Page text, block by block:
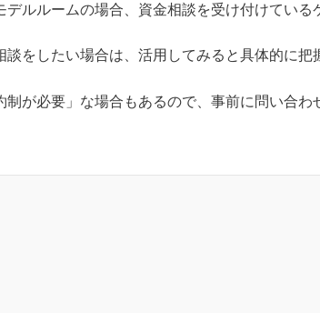
デルルームの場合、資金相談を受け付けている
談をしたい場合は、活用してみると具体的に把
制が必要」な場合もあるので、事前に問い合わ